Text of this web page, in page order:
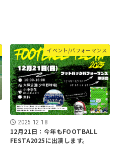
イベント/パフォーマンス
2025.12.18
12月21日：今年もFOOTBALL
FESTA2025に出演します。